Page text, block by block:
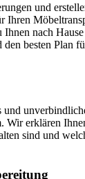
und
Ihren
Ihnen nach
besten Plan
und
Wir erklären
sind und